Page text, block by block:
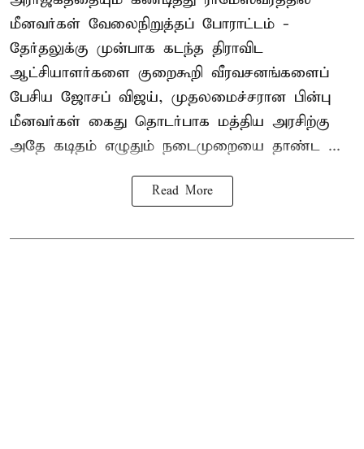
மீனவர்கள் வேலைநிறுத்தப் போராட்டம் -
தேர்தலுக்கு முன்பாக கடந்த திராவிட
ஆட்சியாளர்களை குறைகூறி வீரவசனங்களைப்
பேசிய ஜோசப் விஜய், முதலமைச்சரான பின்பு
மீனவர்கள் கைது தொடர்பாக மத்திய அரசிற்கு
அதே கடிதம் எழுதும் நடைமுறையை தாண்ட ...
Read More